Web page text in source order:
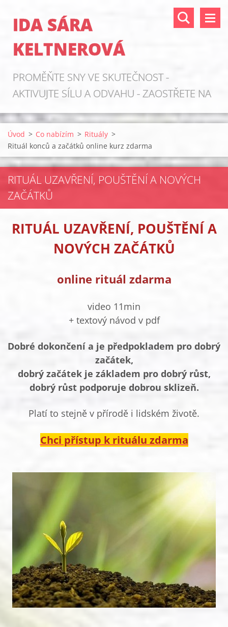
IDA SÁRA
KELTNEROVÁ
PROMĚŇTE SNY VE SKUTEČNOST -
AKTIVUJTE SÍLU A ODVAHU - ZAOSTŘETE NA
ZDROJE!
Úvod > Co nabízím > Rituály >
Rituál konců a začátků online kurz zdarma
RITUÁL UZAVŘENÍ, POUŠTĚNÍ A NOVÝCH
ZAČÁTKŮ
RITUÁL UZAVŘENÍ, POUŠTĚNÍ A
NOVÝCH ZAČÁTKŮ
online rituál zdarma
video 11min
+ textový návod v pdf
Dobré dokončení a je předpokladem pro dobrý
začátek,
dobrý začátek je základem pro dobrý růst,
dobrý růst podporuje dobrou sklizeň.
Platí to stejně v přírodě i lidském životě.
Chci přístup k rituálu zdarma